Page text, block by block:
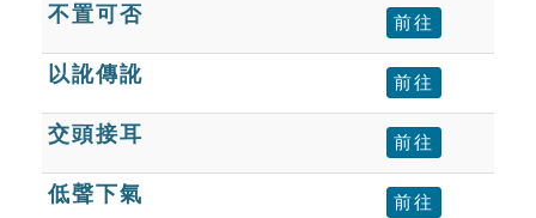
不置可否 前往
以訛傳訛 前往
交頭接耳 前往
低聲下氣 前往